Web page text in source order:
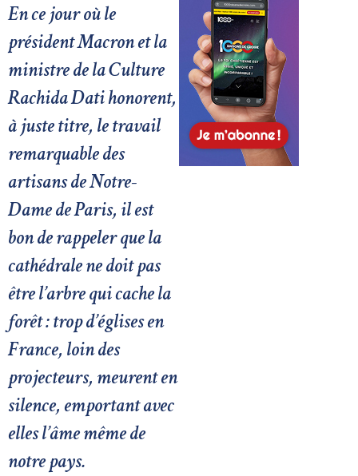
En ce jour où le
président Macron et la
ministre de la Culture
Rachida Dati honorent,
à juste titre, le travail
remarquable des
artisans de Notre-
Dame de Paris, il est
bon de rappeler que la
cathédrale ne doit pas
être l’arbre qui cache la
forêt : trop d’églises en
France, loin des
projecteurs, meurent en
silence, emportant avec
elles l’âme même de
notre pays.